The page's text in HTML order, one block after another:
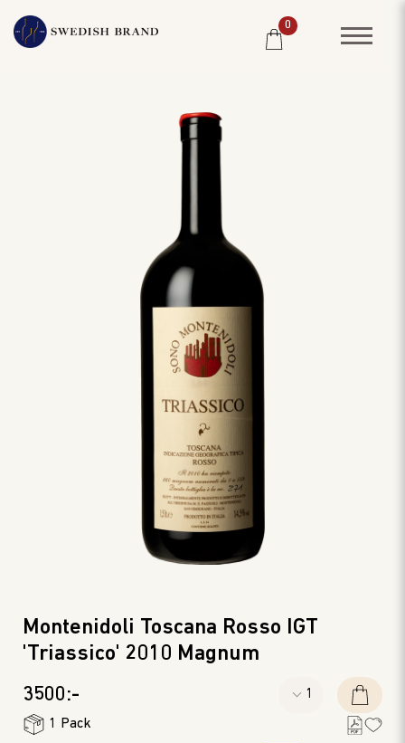
0
Montenidoli Toscana Rosso IGT
'Triassico' 2010 Magnum
3500:-
1 Pack